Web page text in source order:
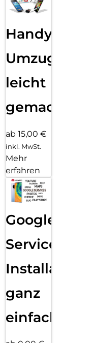
Handy
Umzug
leicht
gemacht!
ab 15,00 €
inkl. MwSt.
Mehr
erfahren
Google
Services
Installation
ganz
einfach